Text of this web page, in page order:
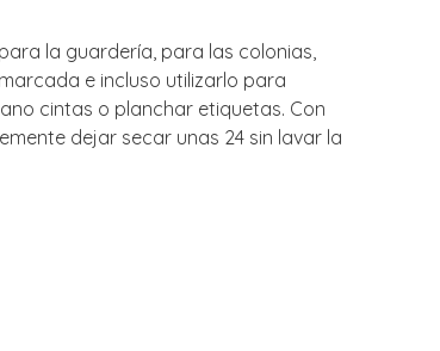
la guardería, para las colonias,
e incluso utilizarlo para
cintas o planchar etiquetas. Con
dejar secar unas 24 sin lavar la